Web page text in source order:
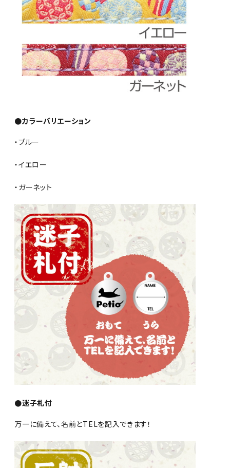
●カラーバリエーション
・ブルー
・イエロー
・ガーネット
●迷子札付
万一に備えて、名前とTELを記入できます！